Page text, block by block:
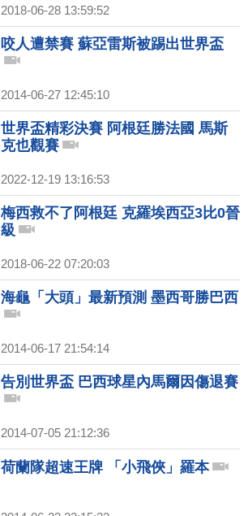
2018-06-28 13:59:52
咬人遭禁賽 蘇亞雷斯被踢出世界盃
2014-06-27 12:45:10
世界盃精彩決賽 阿根廷勝法國 馬斯
克也觀賽
2022-12-19 13:16:53
梅西救不了阿根廷 克羅埃西亞3比0晉
級
2018-06-22 07:20:03
海龜「大頭」最新預測 墨西哥勝巴西
2014-06-17 21:54:14
告別世界盃 巴西球星內馬爾因傷退賽
2014-07-05 21:12:36
荷蘭隊超速王牌 「小飛俠」羅本